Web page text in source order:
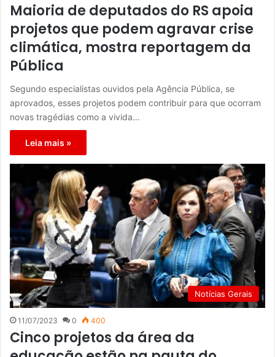
Maioria de deputados do RS apoia
projetos que podem agravar crise
climática, mostra reportagem da
Pública
Segundo especialistas ouvidos pela Agência Pública, se
aprovados, esses projetos podem contribuir para que ocorram
novas tragédias como a vivida…
Leia mais »
Notícias Gerais
11/07/2023 0 400
Cinco projetos da área da